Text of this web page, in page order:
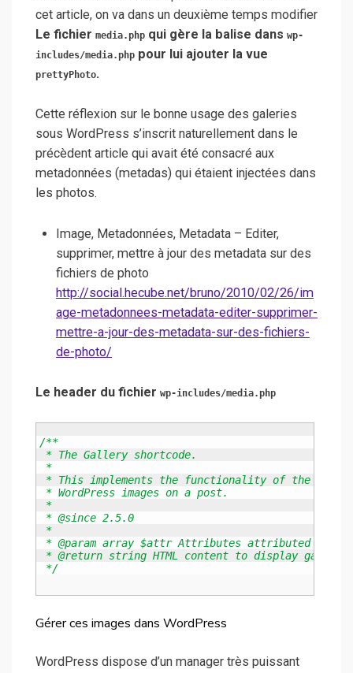
cet article, on va dans un deuxième temps modifier
Le fichier media.php qui gère la balise dans wp-
includes/media.php pour lui ajouter la vue
prettyPhoto.
Cette réflexion sur le bonne usage des galeries
sous WordPress s’inscrit naturellement dans le
précèdent article qui avait été consacré aux
metadonnées (metadas) qui étaient injectées dans
les photos.
Image, Metadonnées, Metadata – Editer,
supprimer, mettre à jour des metadata sur des
fichiers de photo
http://social.hecube.net/bruno/2010/02/26/im
age-metadonnees-metadata-editer-supprimer-
mettre-a-jour-des-metadata-sur-des-fichiers-
de-photo/
Le header du fichier wp-includes/media.php
/**
* The Gallery shortcode.
*
* This implements the functionality of the
* WordPress images on a post.
*
* @since 2.5.0
*
* @param array $attr Attributes attributed to
* @return string HTML content to display
*/
Gérer ces images dans WordPress
WordPress dispose d’un manager très puissant